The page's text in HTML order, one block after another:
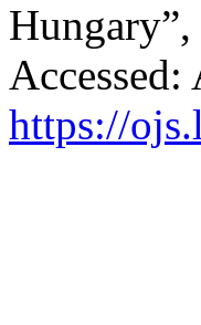
Hungary”,
https://